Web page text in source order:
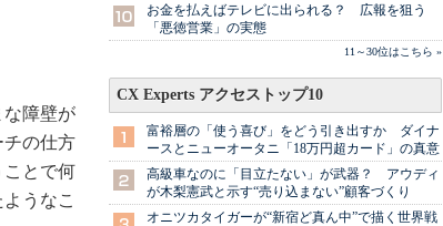
障壁が
チの仕方
ことで何
うなこ
お金を払えばテレビに出られる？ 広報を狙う
「悪徳営業」の実態
11～30位はこちら »
CX Experts アクセストップ10
富裕層の「使う喜び」をどう引き出すか ダイナ
ースとニューオータニ「18万円超カード」の真意
高級車なのに「目立たない」が武器？ アウディ
が木梨憲武と示す“売り込まない”顧客づくり
オニツカタイガーが“新宿ど真ん中”で描く世界戦